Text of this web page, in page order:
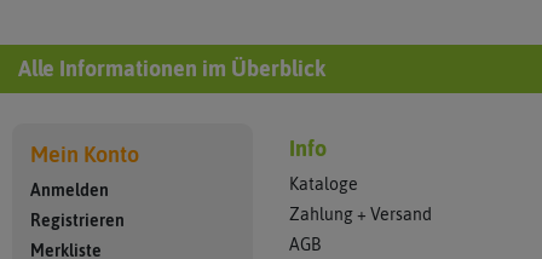
Alle Informationen im Überblick
Mein Konto
Anmelden
Registrieren
Merkliste
Info
Kataloge
Zahlung + Versand
AGB